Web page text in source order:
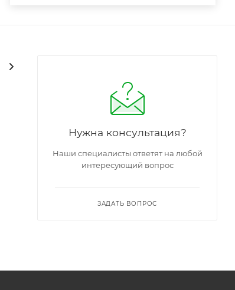
Нужна консультация?
Наши специалисты ответят на любой
интересующий вопрос
ЗАДАТЬ ВОПРОС